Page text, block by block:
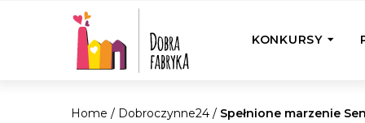
KONKURSY
Wyjedź z
Home / Dobroczynne24 / Spełnione marzenie